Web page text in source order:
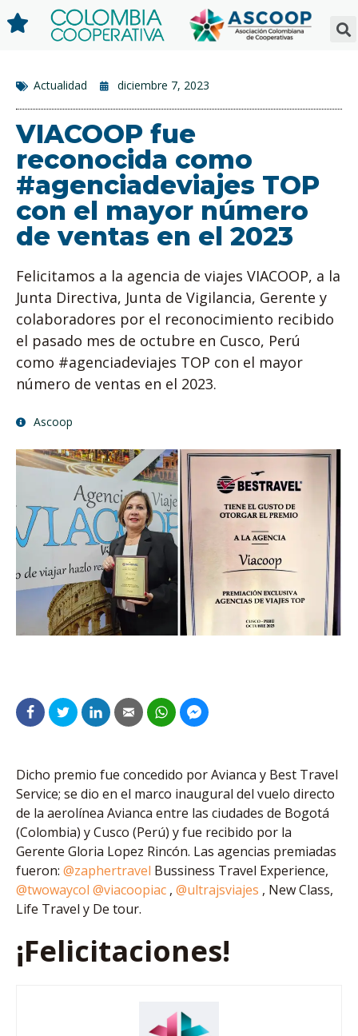
Actualidad diciembre 7, 2023
VIACOOP fue
reconocida como
#agenciadeviajes TOP
con el mayor número
de ventas en el 2023
Felicitamos a la agencia de viajes VIACOOP, a la
Junta Directiva, Junta de Vigilancia, Gerente y
colaboradores por el reconocimiento recibido
el pasado mes de octubre en Cusco, Perú
como #agenciadeviajes TOP con el mayor
número de ventas en el 2023.
Ascoop
Dicho premio fue concedido por Avianca y Best Travel
Service; se dio en el marco inaugural del vuelo directo
de la aerolínea Avianca entre las ciudades de Bogotá
(Colombia) y Cusco (Perú) y fue recibido por la
Gerente Gloria Lopez Rincón. Las agencias premiadas
fueron: @zaphertravel Bussiness Travel Experience,
@twowaycol @viacoopiac , @ultrajsviajes , New Class,
Life Travel y De tour.
¡Felicitaciones!